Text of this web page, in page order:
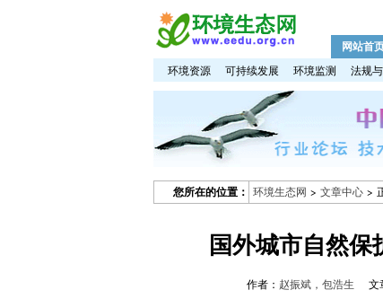
网站首
环境资源 可持续发展 环境监测 法规
您所在的位置： 环境生态网 > 文章中心 >
国外城市自然
作者： 赵振斌，包浩生 文